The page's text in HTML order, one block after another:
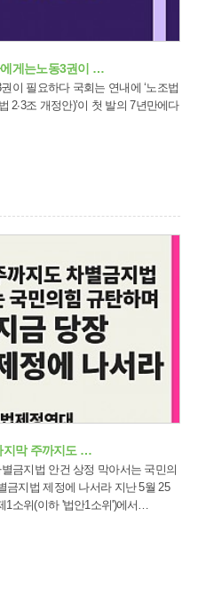
게는노동3권이 …
회는 연내에 ‘노조법
지막 주까지도 …
금지법 안건 상정 막아서는 국민의
제정에 나서라 지난 5월 25
1소위(이하 '법안1소위')에서…